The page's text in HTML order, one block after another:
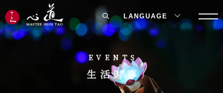
EVENTS
生活时事
LANGUAGE